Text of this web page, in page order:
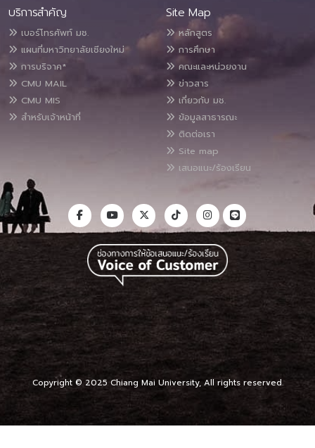
บริการสำคัญ
เบอร์โทรศัพท์ มช.
แผนที่มหาวิทยาลัยเชียงใหม่
การบริจาค*
CMU MAIL
CMU MIS
สำหรับเจ้าหน้าที่
Site Map
หลักสูตร
การศึกษา
คณะและหน่วยงาน
ข่าวสาร
เกี่ยวกับ มช.
ข้อมูลสาธารณะ
ติดต่อเรา
Site map
เสนอแนะ/ร้องเรียน
Copyright © 2025 Chiang Mai University, All rights reserved.